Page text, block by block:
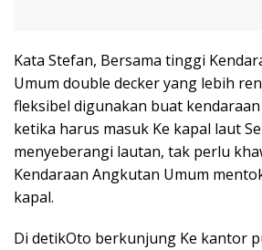
Kata Stefan, Bersama tinggi
Umum double decker yang lebih
fleksibel digunakan buat
ketika harus masuk Ke kapal laut
menyeberangi lautan, tak perlu
Kendaraan Angkutan Umum
kapal.
Di detikOto berkunjung Ke kantor